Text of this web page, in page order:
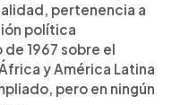
pertenencia a
política
1967 sobre el
y América Latina
pero en ningún